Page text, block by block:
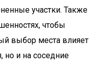
участки. Также
чтобы
выбор места влияет
но и на соседние